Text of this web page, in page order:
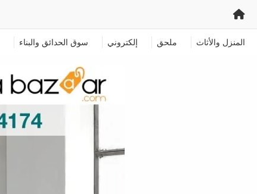
المنزل والأثاث ملحق إلكتروني سوق الحدائق والبناء